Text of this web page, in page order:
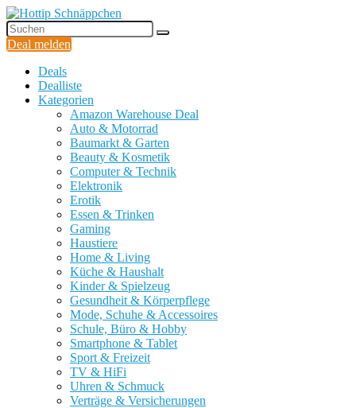
Deal melden
Deals
Dealliste
Kategorien
Amazon Warehouse Deal
Auto & Motorrad
Baumarkt & Garten
Beauty & Kosmetik
Computer & Technik
Elektronik
Erotik
Essen & Trinken
Gaming
Haustiere
Home & Living
Küche & Haushalt
Kinder & Spielzeug
Gesundheit & Körperpflege
Mode, Schuhe & Accessoires
Schule, Büro & Hobby
Smartphone & Tablet
Sport & Freizeit
TV & HiFi
Uhren & Schmuck
Verträge & Versicherungen